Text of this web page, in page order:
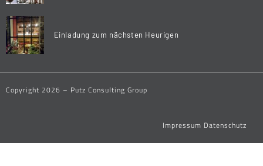
Einladung zum nächsten Heurigen
Copyright 2026 – Putz Consulting Group
Impressum Datenschutz